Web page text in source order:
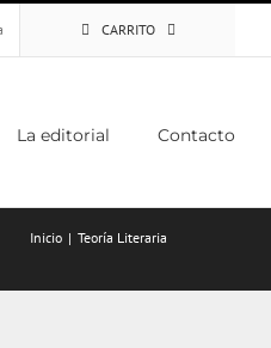
CARRITO
La editorial Contacto
Inicio Teoría Literaria